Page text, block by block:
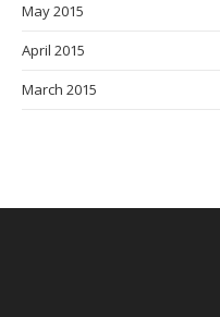
May 2015
April 2015
March 2015